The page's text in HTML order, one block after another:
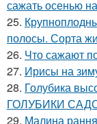
сажать осенью
25.
полосы. Сорта
26. Что сажают
27. Ирисы на
28. Голубика
ГОЛУБИКИ
29. Малина